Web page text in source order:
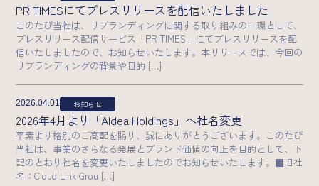
News
2026年
Recruit
メッセージ 募集職種一覧
PR TIMESにてプレスリリースを配信いたしました
このたび当社は、リブランディングに関する取り組みの一環として、
プレスリリース配信サービス「PR TIMES」にてプレスリリースを配
信いたしましたので、お知らせいたします。本リリースでは、今回の
リブランディングの背景や目的 […]
2026.04.01 お知らせ
2026年4月より「AIdea Holdings」へ社名変更
平素より格別のご高配を賜り、誠にありがとうございます。このたび
当社は、事業のさらなる発展とブランド価値の向上を目的として、下
記のとおり社名を変更いたしましたのでお知らせいたします。■旧社
名：Cloud Link Grou […]